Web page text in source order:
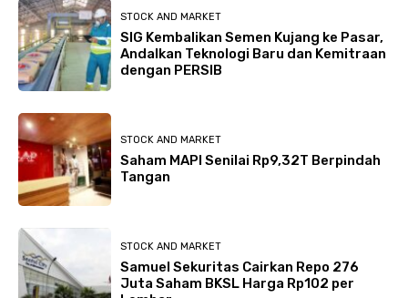
STOCK AND MARKET
SIG Kembalikan Semen Kujang ke Pasar,
Andalkan Teknologi Baru dan Kemitraan
dengan PERSIB
STOCK AND MARKET
Saham MAPI Senilai Rp9,32T Berpindah
Tangan
STOCK AND MARKET
Samuel Sekuritas Cairkan Repo 276
Juta Saham BKSL Harga Rp102 per